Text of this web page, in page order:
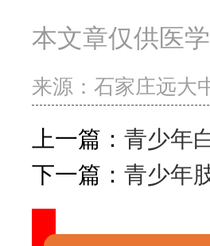
本文章仅供医
来源：石家庄远大
上一篇：青少年
下一篇：青少年